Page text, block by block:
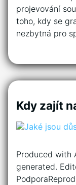
projevování
toho, kdy se
nezbytná pro
Kdy zajít
Produced with
generated.